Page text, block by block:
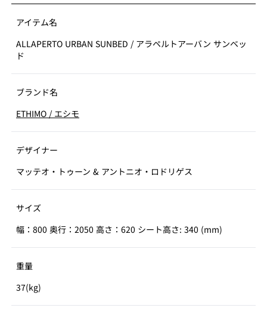
アイテム名
ALLAPERTO URBAN SUNBED / アラペルトアーバン サンベッ
ド
ブランド名
ETHIMO / エシモ
デザイナー
マッテオ・トゥーン & アントニオ・ロドリゲス
サイズ
幅：800 奥行：2050 高さ：620 シート高さ: 340 (mm)
重量
37(kg)